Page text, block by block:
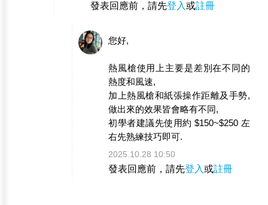
發表回應前，請先登入或註冊
您好,
熱風槍使用上主要是差別在不同的
熱度和風速,
加上熱風槍和紙張操作距離及手勢,
做出來的效果皆會略有不同,
初學者建議先使用約 $150~$250 左
右先熟練技巧即可.
2025.10.28 10:50
發表回應前，請先登入或註冊